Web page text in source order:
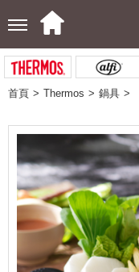
首頁 Thermos 鍋具